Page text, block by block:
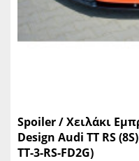
Spoiler / Χειλάκι
Design Audi TT RS
TT-3-RS-FD2G)